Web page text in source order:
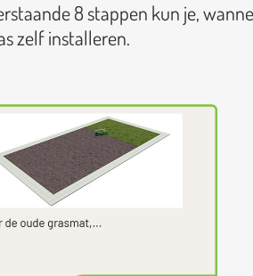
8 stappen kun je,
zelf installeren.